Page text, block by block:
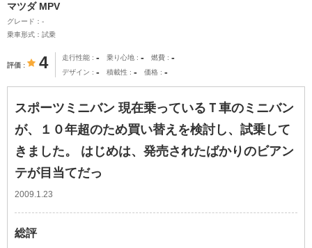
マツダ MPV
グレード：-
乗車形式：試乗
評価 4 走行性能 - 乗り心地 - 燃費 -
デザイン - 積載性 - 価格 -
スポーツミニバン 現在乗っているＴ車のミニバン
が、１０年超のため買い替えを検討し、試乗して
きました。 はじめは、発売されたばかりのビアン
テが目当てだっ
2009.1.23
総評